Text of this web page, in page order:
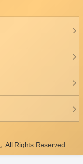
All Rights Reserved.